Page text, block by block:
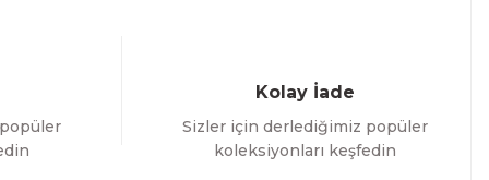
Kolay İade
Sizler için derlediğimiz popüler
koleksiyonları keşfedin